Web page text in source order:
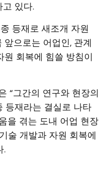
있다.
등재로 새조개 자원
앞으로는 어업인, 관계
원 회복에 힘쓸 방침이
“그간의 연구와 현장의
등재라는 결실로 나타
을 겪는 도내 어업 현장
술 개발과 자원 회복에
.